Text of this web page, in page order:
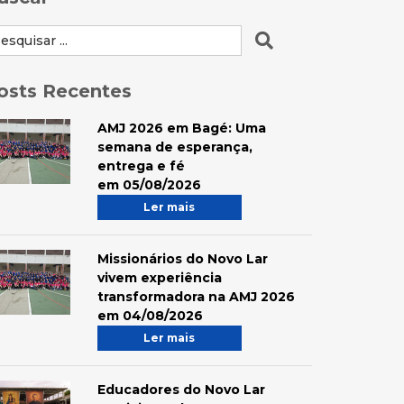
Recentes
AMJ 2026 em Bagé: Uma
semana de esperança,
entrega e fé
em 05/08/2026
Ler mais
Missionários do Novo Lar
vivem experiência
transformadora na AMJ 2026
em 04/08/2026
Ler mais
Educadores do Novo Lar